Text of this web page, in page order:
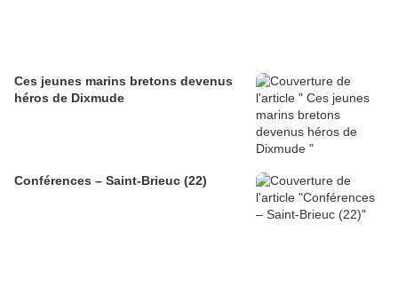
Ces jeunes marins bretons devenus
héros de Dixmude
Conférences – Saint-Brieuc (22)